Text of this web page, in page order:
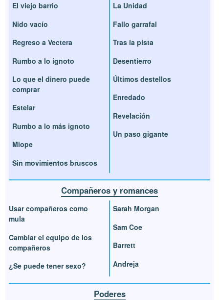
El viejo barrio
Nido vacío
Regreso a Vectera
Rumbo a lo ignoto
Lo que el dinero puede
comprar
Estelar
Rumbo a lo más ignoto
Miope
Sin movimientos bruscos
La Unidad
Fallo garrafal
Tras la pista
Desentierro
Últimos destellos
Enredado
Revelación
Un paso gigante
Compañeros y romances
Usar compañeros como
mula
Cambiar el equipo de los
compañeros
¿Se puede tener sexo?
Sarah Morgan
Sam Coe
Barrett
Andreja
Poderes